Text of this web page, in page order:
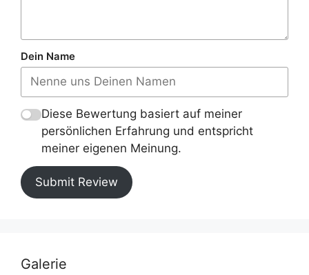
Dein Name
Diese Bewertung basiert auf meiner
persönlichen Erfahrung und entspricht
meiner eigenen Meinung.
Submit Review
Galerie